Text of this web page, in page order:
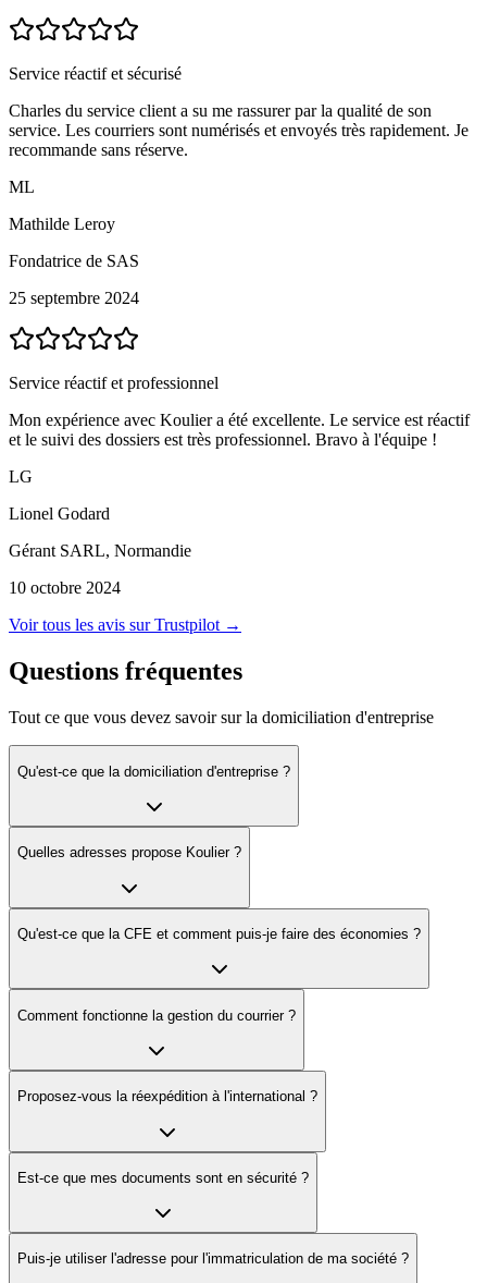
Service réactif et sécurisé
Charles du service client a su me rassurer par la qualité de son
service. Les courriers sont numérisés et envoyés très rapidement. Je
recommande sans réserve.
ML
Mathilde Leroy
Fondatrice de SAS
25 septembre 2024
Service réactif et professionnel
Mon expérience avec Koulier a été excellente. Le service est réactif
et le suivi des dossiers est très professionnel. Bravo à l'équipe !
LG
Lionel Godard
Gérant SARL, Normandie
10 octobre 2024
Voir tous les avis sur Trustpilot →
Questions fréquentes
Tout ce que vous devez savoir sur la domiciliation d'entreprise
Qu'est-ce que la domiciliation d'entreprise ?
Quelles adresses propose Koulier ?
Qu'est-ce que la CFE et comment puis-je faire des économies ?
Comment fonctionne la gestion du courrier ?
Proposez-vous la réexpédition à l'international ?
Est-ce que mes documents sont en sécurité ?
Puis-je utiliser l'adresse pour l'immatriculation de ma société ?